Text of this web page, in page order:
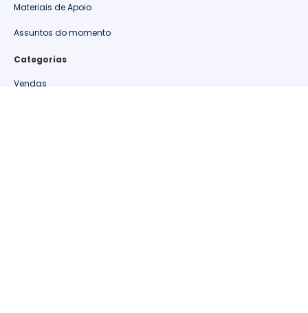
Materiais de Apoio
Assuntos do momento
Categorias
Vendas